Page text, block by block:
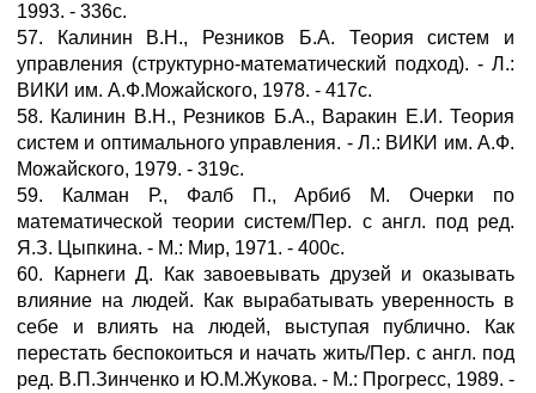
1993. - 336с.
57. Калинин В.Н., Резников Б.А. Теория систем и
управления (структурно-математический подход). - Л.:
ВИКИ им. А.Ф.Можайского, 1978. - 417с.
58. Калинин В.Н., Резников Б.А., Варакин Е.И. Теория
систем и оптимального управления. - Л.: ВИКИ им. А.Ф.
Можайского, 1979. - 319с.
59. Калман Р., Фалб П., Арбиб М. Очерки по
математической теории систем/Пер. с англ. под ред.
Я.З. Цыпкина. - М.: Мир, 1971. - 400с.
60. Карнеги Д. Как завоевывать друзей и оказывать
влияние на людей. Как вырабатывать уверенность в
себе и влиять на людей, выступая публично. Как
перестать беспокоиться и начать жить/Пер. с англ. под
ред. В.П.Зинченко и Ю.М.Жукова. - М.: Прогресс, 1989. -